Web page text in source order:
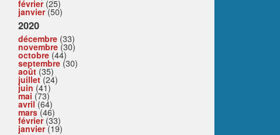
février(25)
janvier(50)
2020
décembre (33)
novembre (30)
octobre (44)
septembre (30)
août (35)
juillet(24)
juin (41)
mai (73)
avril(64)
mars(46)
février(33)
janvier(19)